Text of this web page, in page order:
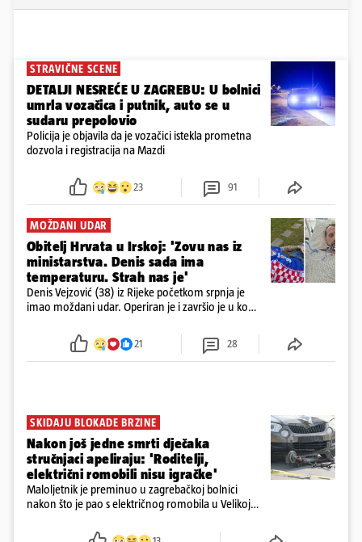
STRAVIČNE SCENE
DETALJI NESREĆE U ZAGREBU: U bolnici
umrla vozačica i putnik, auto se u
sudaru prepolovio
Policija je objavila da je vozačici istekla prometna
dozvola i registracija na Mazdi
23 91
MOŽDANI UDAR
Obitelj Hrvata u Irskoj: 'Zovu nas iz
ministarstva. Denis sada ima
temperaturu. Strah nas je'
Denis Vejzović (38) iz Rijeke početkom srpnja je
imao moždani udar. Operiran je i završio je u komi.
tamošnji liječnici ne vjeruju u oporavak: 'Imamo
21 28
SKIDAJU BLOKADE BRZINE
Nakon još jedne smrti dječaka
stručnjaci apeliraju: 'Roditelji,
električni romobili nisu igračke'
Maloljetnik je preminuo u zagrebačkoj bolnici
nakon što je pao s električnog romobila u Velikoj